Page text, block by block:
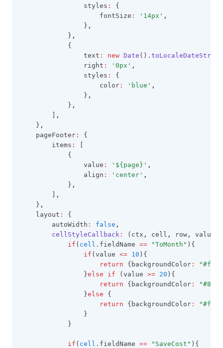
                styles
:
{
                    fontSize
: '14px' ,
                }
,
            }
,
            {
                text
: new Date () .toLocaleDateString
                right
: '0px' ,
                styles
:
{
                    color
: 'blue' ,
                }
,
            }
,
,
    }
,
    pageFooter
:
{
        items
:
            {
                value
: '${page}' ,
                align
: 'center' ,
            }
,
,
    }
,
    layout
:
{
        autoWidth
: false ,
cellStyleCallback : (ctx , cell , row ,
value)
if ( cell .fieldName == "ToMonth" ){
if (value <= 10 ){
return {backgroundColor :
                }
else if (value >= 20 ){
return {backgroundColor :
                }
else {
return {backgroundColor :
                }
            }
if ( cell .fieldName == "SaveCost" ){